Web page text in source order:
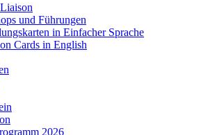
und Führungen
in Einfacher Sprache
Cards in English
2026